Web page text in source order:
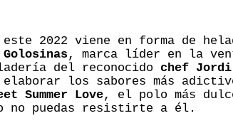
2022 viene en forma de
, marca líder en la
del reconocido chef Jordi
elaborar los sabores más
Summer Love, el polo más
no puedas resistirte a él.